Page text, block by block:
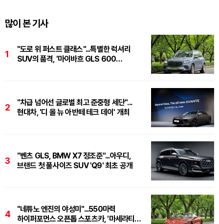
많이 본 기사
1
"도로 위 퍼스트 클래스"...특별한 럭셔리
SUV의 품격, '마이바흐 GLS 600
2
"차급 넘어선 글로벌 최고 준중형 세단"...
현대차, '디 올 뉴 아반떼 테크 데이' 개최
3
"벤츠 GLS, BMW X7 정조준"...아우디,
브랜드 첫 풀사이즈 SUV 'Q9' 최초 공개
4
"네튜노 엔진의 야성미"...550마력
하이퍼포먼스 오픈톱 스포츠카, '마세라티